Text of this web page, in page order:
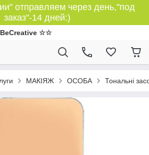
отправляем через день,"под
заказ"-14 дней:)
BeCreative ☆☆
МАКІЯЖ ОСОБА Тональні